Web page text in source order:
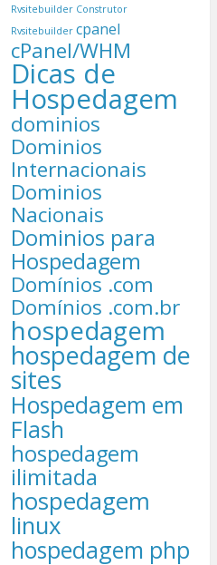
Rvsitebuilder Construtor
Rvsitebuilder cpanel
cPanel/WHM
Dicas de
Hospedagem
dominios
Dominios
Internacionais
Dominios
Nacionais
Dominios para
Hospedagem
Domínios .com
Domínios .com.br
hospedagem
hospedagem de
sites
Hospedagem em
Flash
hospedagem
ilimitada
hospedagem
linux
hospedagem php